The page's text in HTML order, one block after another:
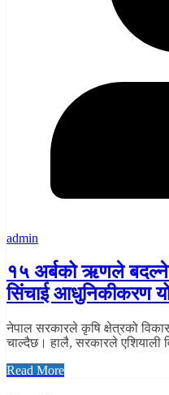
admin
१५ अर्बको ऋणले
सिंचाई आधुनिकीकरण
नेपाल सरकारले कृषि क्षेत्रको
चाल्दैछ। हालै, सरकारले
Read More